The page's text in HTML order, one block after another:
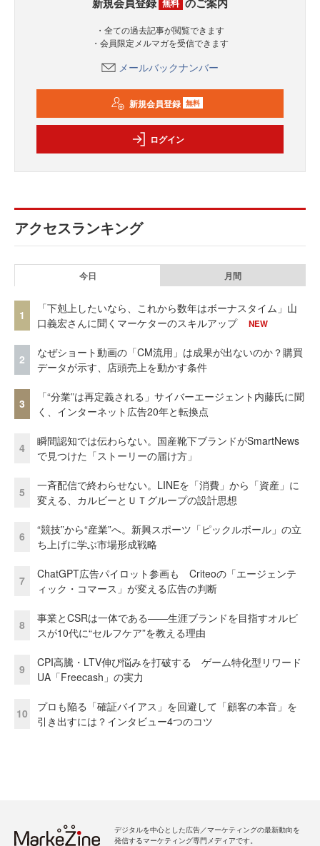
無料
・全ての過去記事が閲覧できます
・会員限定メルマガを受信できます
メールバックナンバー
新規会員登録 無料
ログイン
アクセスランキング
今日 月間
1
「下剋上したいなら、これから数年はボーナスタイム」山
口義宏さんに聞くマーケターのスキルアップ
NEW
2
なぜショート動画の「CM流用」は成果が出ないのか？購買
データが示す、店頭売上を動かす条件
3
「“分業”は再定義される」サイバーエージェント内藤氏に聞
く、インターネット広告20年と転換点
4
瞬間認知では伝わらない。国産靴下ブランドがSmartNews
で見つけた「ストーリーの届け方」
5
一斉配信で終わらせない。LINEを「消費」から「資産」に
変える、カルビーとＵＴグループの設計思想
6
“競技”から“産業”へ。新興スポーツ「ピックルボール」の立
ち上げに学ぶ市場形成戦略
7
ChatGPT広告パイロット参画も Criteoの「エージェンテ
ィック・コマース」が変える広告の判断
8
事業とCSRは一体である――生涯ブランドを目指すオルビ
スが10代に“セルフケア”を教える理由
9
CPI高騰・LTV伸び悩みを打破する ゲーム特化型リワード
UA「Freecash」の実力
10
プロも陥る「確証バイアス」を回避して「顧客の本音」を
引き出すには？インタビュー4つのコツ
デジタルを中心とした広告／マーケティングの最新動向を
発信するマーケティング専門メディアです。